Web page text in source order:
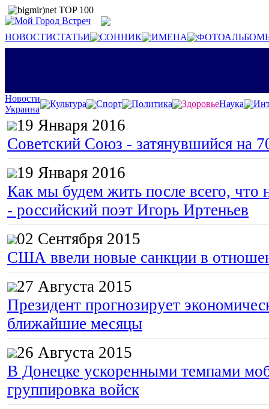
НОВОСТИСТАТЬИ СОННИК ИМЕНА
Новости
Украина
Культура Спорт Политика ЗдоровьеНаука
19 Января 2016
Советский Союз - затянувшийся на
19 Января 2016
Как мы будем жить после всего, что
- российский поэт Игорь Иртеньев
02 Сентября 2015
США ввели новые санкции в
27 Августа 2015
Президент прогнозирует
ближайшие месяцы
26 Августа 2015
В Донецке ускоренными темпами
группировка войск